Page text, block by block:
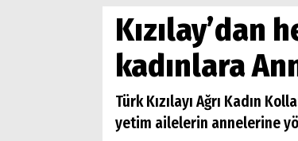
07:16
07:00DEVLET
18:29ÇARŞI
Kızılay’dan
kadınlara
Türk Kızılayı Ağrı Kadın
yetim ailelerin annelerine